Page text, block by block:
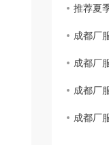
推荐夏
成都厂